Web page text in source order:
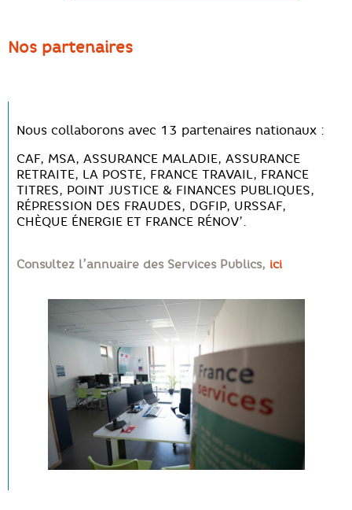
Nos partenaires
Nous collaborons avec 13 partenaires nationaux :
CAF, MSA, ASSURANCE MALADIE, ASSURANCE
RETRAITE, LA POSTE, FRANCE TRAVAIL, FRANCE
TITRES, POINT JUSTICE & FINANCES PUBLIQUES,
RÉPRESSION DES FRAUDES, DGFIP, URSSAF,
CHÈQUE ÉNERGIE ET FRANCE RÉNOV’.
Consultez l’annuaire des Services Publics, ici